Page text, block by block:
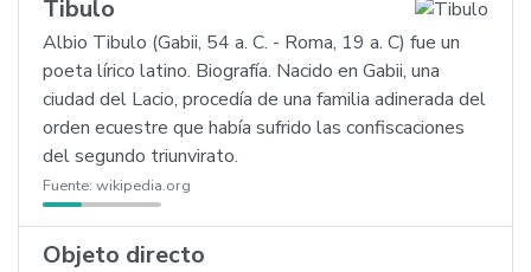
Tibulo
Albio Tibulo (Gabii, 54 a. C. - Roma, 19 a. C) fue un
poeta lírico latino. Biografía. Nacido en Gabii, una
ciudad del Lacio, procedía de una familia adinerada del
orden ecuestre que había sufrido las confiscaciones
del segundo triunvirato.
Fuente: wikipedia.org
Objeto directo